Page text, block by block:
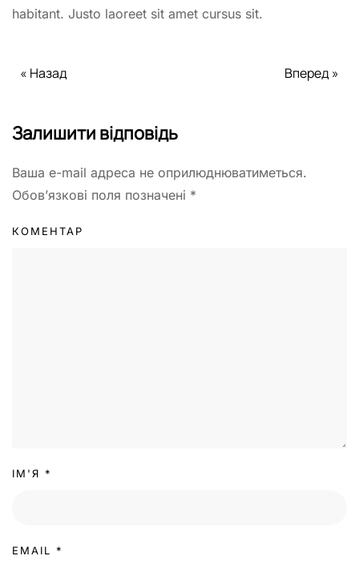
habitant. Justo laoreet sit amet cursus sit.
« Назад Вперед »
Залишити відповідь
Ваша e-mail адреса не оприлюднюватиметься.
Обов’язкові поля позначені *
КОМЕНТАР
ІМ'Я *
EMAIL *